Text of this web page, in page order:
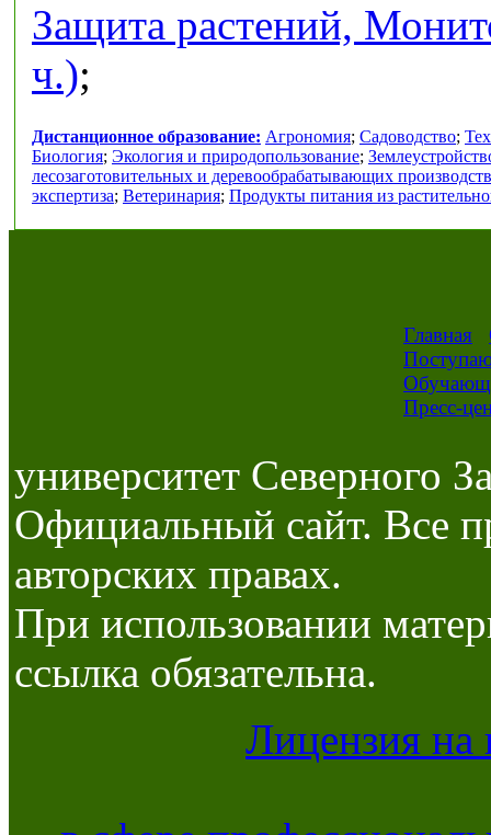
Защита растений,
ч.);
Дистанционное образование: Агрономия; Садоводство;
Биология; Экология и природопользование;
лесозаготовительных и деревообрабатывающих производств
экспертиза; Ветеринария; Продукты питания из
Главная
Пресс-
университет Северного
Официальный сайт. Все
авторских правах.
При использовании
ссылка обязательна.
Лицензия на